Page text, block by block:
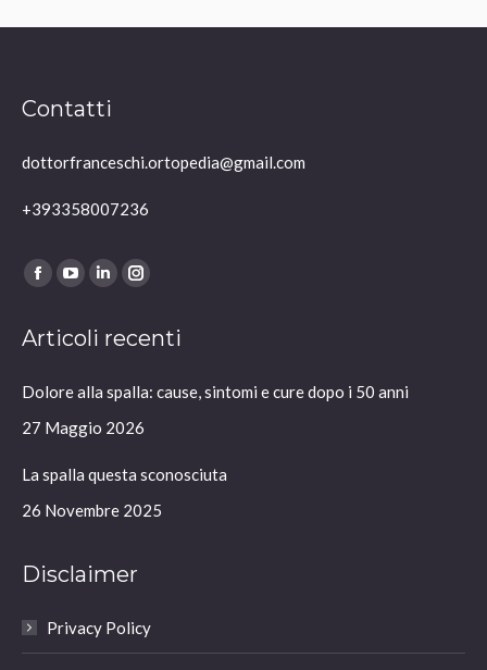
Contatti
dottorfranceschi.ortopedia@gmail.com
+393358007236
Ci puoi trovare su:
Facebook
opens
new
window
YouTube
opens
new
window
Linkedin
opens
new
window
Instagram
opens
new
window
Articoli recenti
Dolore alla spalla: cause, sintomi e cure dopo i 50 anni
27 Maggio 2026
La spalla questa sconosciuta
26 Novembre 2025
Disclaimer
Privacy Policy